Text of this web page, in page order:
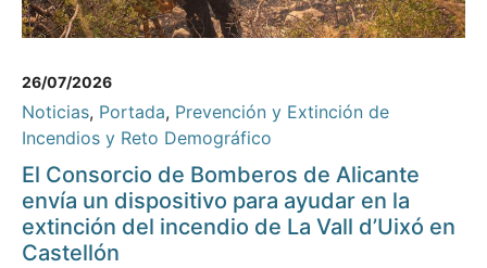
26/07/2026
Noticias, Portada, Prevención y Extinción de
Incendios y Reto Demográfico
El Consorcio de Bomberos de Alicante
envía un dispositivo para ayudar en la
extinción del incendio de La Vall d’Uixó en
Castellón